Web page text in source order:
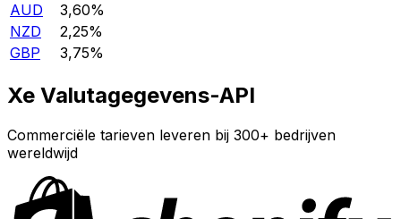
AUD
3,60%
NZD
2,25%
GBP
3,75%
Xe Valutagegevens-API
Commerciële tarieven leveren bij 300+ bedrijven
wereldwijd